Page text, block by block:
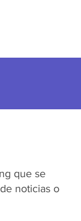
que se
noticias o